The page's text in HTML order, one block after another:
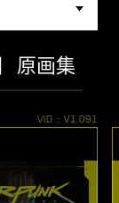
原画集